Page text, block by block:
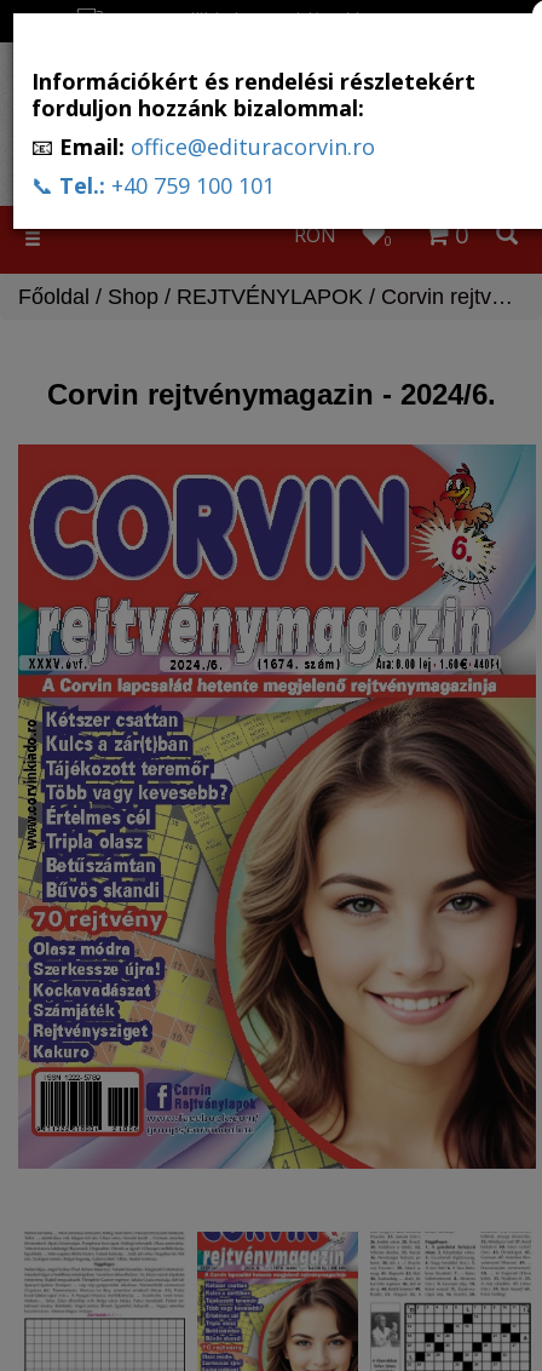
Ingyenes szállítás, ha a rendelés több, mint 500 RON
Toggle
0
0
RON
Főoldal / Shop / REJTVÉNYLAPOK / Corvin rejtvénymagazin - 2024/6.
Corvin rejtvénymagazin - 2024/6.
Információkért és rendelési részletekért
forduljon hozzánk bizalommal:
📧 Email: office@edituracorvin.ro
📞 Tel.: +40 759 100 101